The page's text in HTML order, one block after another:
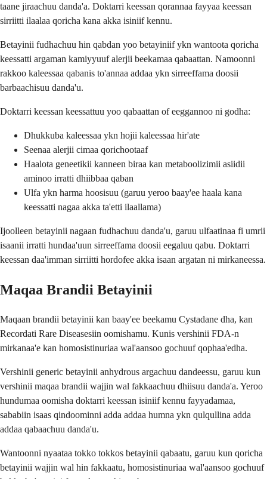
taane jiraachuu danda'a. Doktarri keessan qorannaa fayyaa keessan
sirriitti ilaalaa qoricha kana akka isiniif kennu.
Betayinii fudhachuu hin qabdan yoo betayiniif ykn wantoota qoricha
keessatti argaman kamiyyuuf alerjii beekamaa qabaattan. Namoonni
rakkoo kaleessaa qabanis to'annaa addaa ykn sirreeffama doosii
barbaachisuu danda'u.
Doktarri keessan keessattuu yoo qabaattan of eeggannoo ni godha:
Dhukkuba kaleessaa ykn hojii kaleessaa hir'ate
Seenaa alerjii cimaa qorichootaaf
Haalota geneetikii kanneen biraa kan metaboolizimii asiidii
aminoo irratti dhiibbaa qaban
Ulfa ykn harma hoosisuu (garuu yeroo baay'ee haala kana
keessatti nagaa akka ta'etti ilaallama)
Ijoolleen betayinii nagaan fudhachuu danda'u, garuu ulfaatinaa fi umrii
isaanii irratti hundaa'uun sirreeffama doosii eegaluu qabu. Doktarri
keessan daa'imman sirriitti hordofee akka isaan argatan ni mirkaneessa.
Maqaa Brandii Betayinii
Maqaan brandii betayinii kan baay'ee beekamu Cystadane dha, kan
Recordati Rare Diseasesiin oomishamu. Kunis vershinii FDA-n
mirkanaa'e kan homosistinuriaa wal'aansoo gochuuf qophaa'edha.
Vershinii generic betayinii anhydrous argachuu dandeessu, garuu kun
vershinii maqaa brandii wajjin wal fakkaachuu dhiisuu danda'a. Yeroo
hundumaa oomisha doktarri keessan isiniif kennu fayyadamaa,
sababiin isaas qindoominni adda addaa humna ykn qulqullina adda
addaa qabaachuu danda'u.
Wantoonni nyaataa tokko tokkos betayinii qabaatu, garuu kun qoricha
betayinii wajjin wal hin fakkaatu, homosistinuriaa wal'aansoo gochuuf